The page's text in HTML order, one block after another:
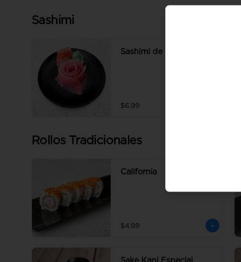
Sashimi
Sashimi de Atun Rojo
$6.99
Rollos Tradicionales
California
$4.99